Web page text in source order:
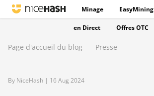
Minage EasyMining
en Direct Offres OTC
Page d'accueil du blog Presse
By NiceHash | 16 Aug 2024